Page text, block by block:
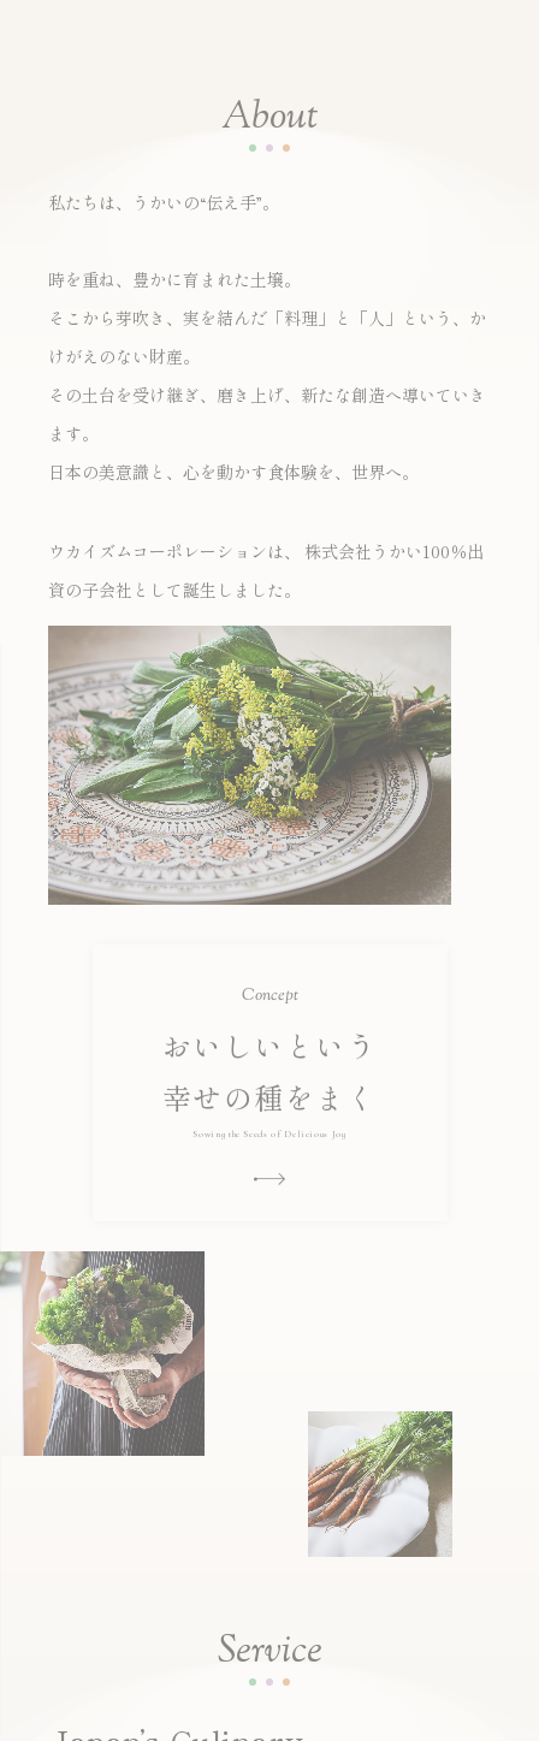
About
私たちは、うかいの“伝え手”。
時を重ね、豊かに育まれた土壌。
そこから芽吹き、実を結んだ「料理」と「人」という、
か
けがえのない財産。
その土台を受け継ぎ、磨き上げ、新たな創造へ導いていき
ます。
日本の美意識と、心を動かす食体験を、世界へ。
ウカイズムコーポレーションは、 株式会社うかい100％出
資の子会社として誕生しました。
Concept
おいしいという
幸せの種をまく
Sowing the Seeds of Delicious Joy
Service